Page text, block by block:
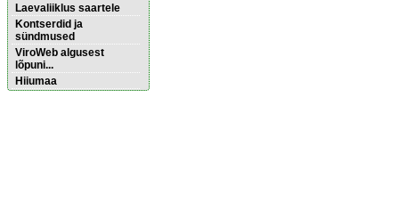
Laevaliiklus saartele
Kontserdid ja
sündmused
ViroWeb algusest
lõpuni...
Hiiumaa